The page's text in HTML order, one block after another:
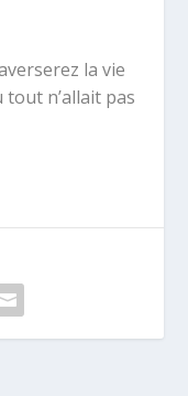
la vie
tout n’allait pas